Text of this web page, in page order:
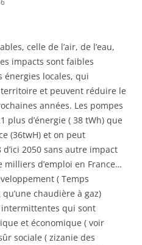
celle de l’air, de l’eau,
impacts sont faibles
énergies locales, qui
et peuvent réduire le
années. Les pompes
d’énergie ( 38 tWh) que
(36twH) et on peut
2050 sans autre impact
d’emploi en France…
( Temps
chaudière à gaz)
intermittentes qui sont
et économique ( voir
sociale ( zizanie des